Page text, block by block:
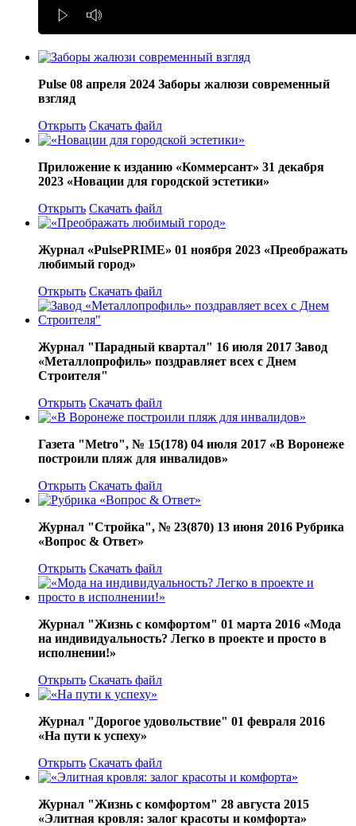
Pulse 08 апреля 2024 Заборы жалюзи современный
взгляд
Открыть Скачать файл
Приложение к изданию «Коммерсант» 31 декабря
2023 «Новации для городской эстетики»
Открыть Скачать файл
Журнал «PulsePRIME» 01 ноября 2023 «Преображать
любимый город»
Открыть Скачать файл
Журнал "Парадный квартал" 16 июля 2017 Завод
«Металлопрофиль» поздравляет всех с Днем
Строителя"
Открыть Скачать файл
Газета "Мetro", № 15(178) 04 июля 2017 «В Воронеже
построили пляж для инвалидов»
Открыть Скачать файл
Журнал "Стройка", № 23(870) 13 июня 2016 Рубрика
«Вопрос & Ответ»
Открыть Скачать файл
Журнал "Жизнь с комфортом" 01 марта 2016 «Мода
на индивидуальность? Легко в проекте и просто в
исполнении!»
Открыть Скачать файл
Журнал "Дорогое удовольствие" 01 февраля 2016
«На пути к успеху»
Открыть Скачать файл
Журнал "Жизнь с комфортом" 28 августа 2015
«Элитная кровля: залог красоты и комфорта»